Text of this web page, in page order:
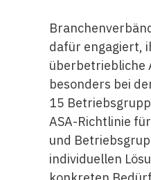
dafür engagiert,
überbetriebliche
besonders bei
15
ASA-Richtlinie
und
individuellen